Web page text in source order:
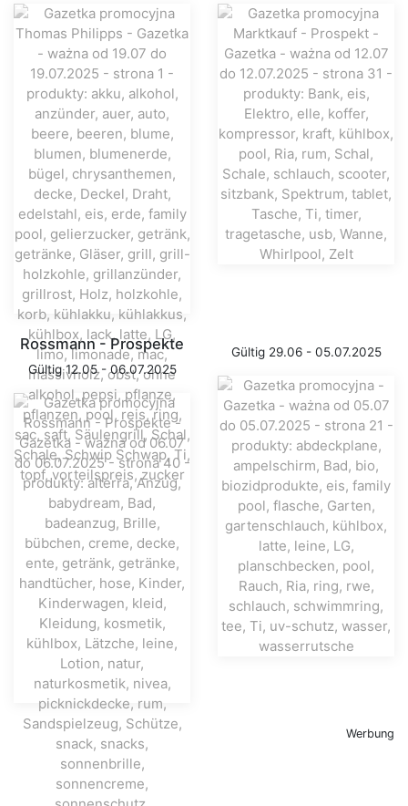
Rossmann - Prospekte
Gültig 12.05 - 06.07.2025
Gültig 29.06 - 05.07.2025
Werbung